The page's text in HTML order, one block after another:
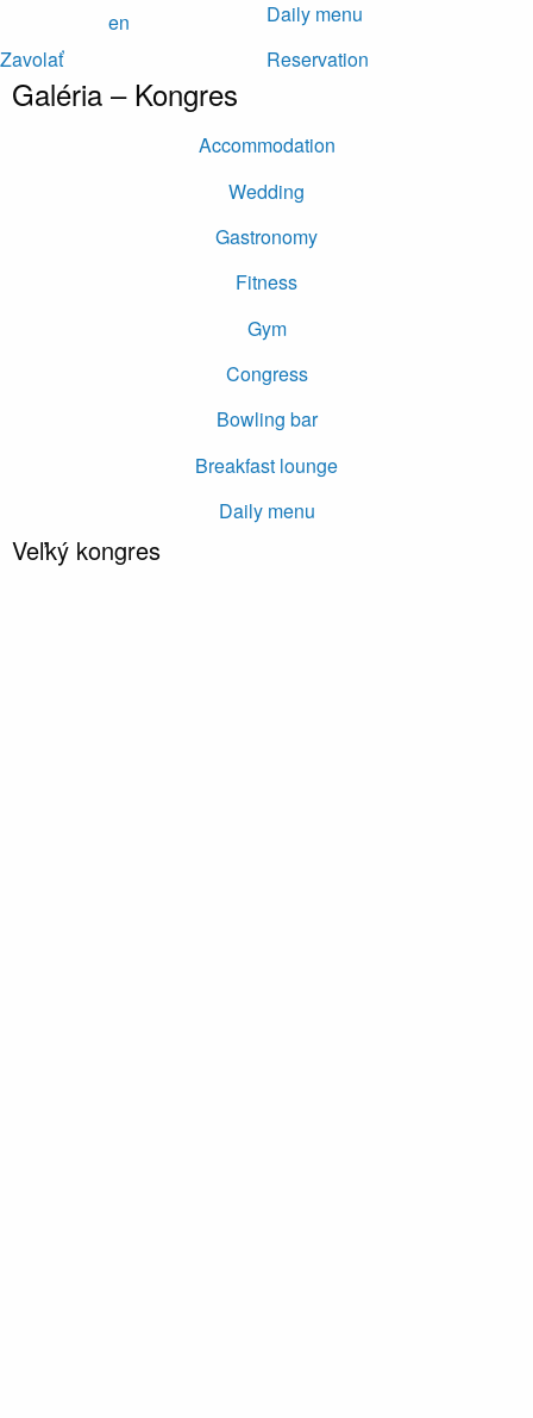
en
Daily menu
Zavolať
Reservation
Galéria – Kongres
Accommodation
Wedding
Gastronomy
Fitness
Gym
Congress
Bowling bar
Breakfast lounge
Daily menu
Veľký kongres